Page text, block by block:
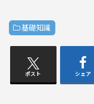
基礎知識
ポスト シェア